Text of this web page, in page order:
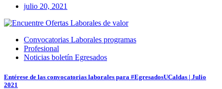
julio 20, 2021
Convocatorias Laborales programas
Profesional
Noticias boletín Egresados
Entérese de las convocatorias laborales para #EgresadosUCaldas | Julio
2021